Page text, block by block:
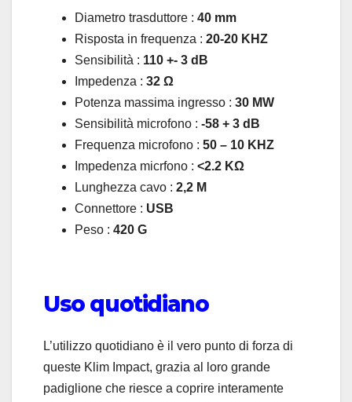
Diametro trasduttore : 40 mm
Risposta in frequenza : 20-20 KHZ
Sensibilità : 110 +- 3 dB
Impedenza : 32 Ω
Potenza massima ingresso : 30 MW
Sensibilità microfono : -58 + 3 dB
Frequenza microfono : 50 – 10 KHZ
Impedenza micrfono : <2.2 KΩ
Lunghezza cavo : 2,2 M
Connettore : USB
Peso : 420 G
Uso quotidiano
L’utilizzo quotidiano è il vero punto di forza di
queste Klim Impact, grazia al loro grande
padiglione che riesce a coprire interamente